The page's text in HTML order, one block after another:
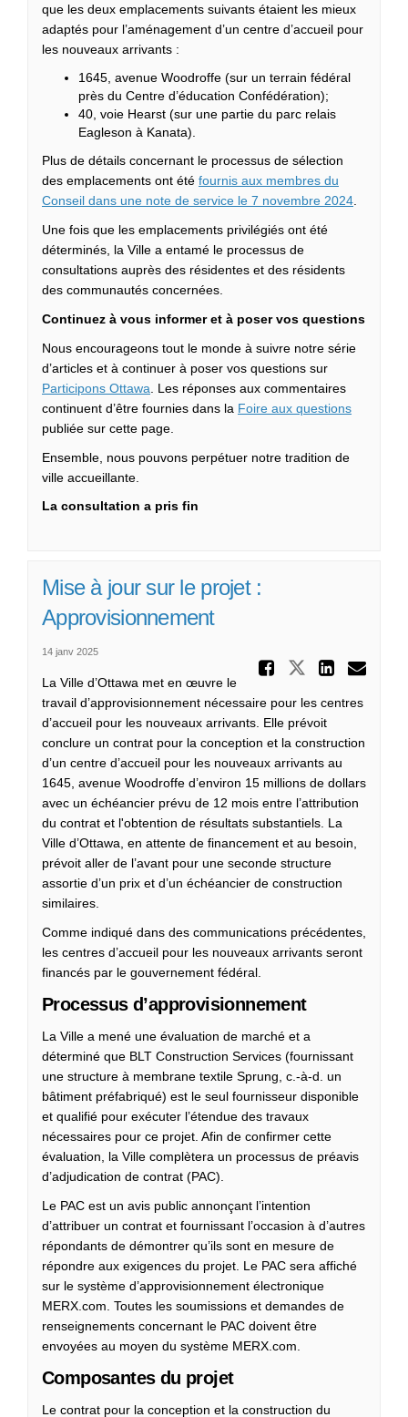
que les deux emplacements suivants étaient les mieux
adaptés pour l’aménagement d’un centre d’accueil pour
les nouveaux arrivants :
1645, avenue Woodroffe (sur un terrain fédéral
près du Centre d’éducation Confédération);
40, voie Hearst (sur une partie du parc relais
Eagleson à Kanata).
Plus de détails concernant le processus de sélection
des emplacements ont été fournis aux membres du
Conseil dans une note de service le 7 novembre 2024(Liens
Une fois que les emplacements privilégiés ont été
déterminés, la Ville a entamé le processus de
consultations auprès des résidentes et des résidents
des communautés concernées.
Continuez à vous informer et à poser vos questions
Nous encourageons tout le monde à suivre notre série
d’articles et à continuer à poser vos questions sur
Participons Ottawa . Les réponses aux commentaires
continuent d’être fournies dans la Foire aux questions
publiée sur cette page.
Ensemble, nous pouvons perpétuer notre tradition de
ville accueillante.
La consultation a pris fin
Mise à jour sur le projet :
Approvisionnement
14 janv 2025
Partager
La Ville d’Ottawa met en œuvre le
travail d’approvisionnement nécessaire pour les centres
d’accueil pour les nouveaux arrivants. Elle prévoit
conclure un contrat pour la conception et la construction
d’un centre d’accueil pour les nouveaux arrivants au
1645, avenue Woodroffe d’environ 15 millions de dollars
avec un échéancier prévu de 12 mois entre l’attribution
du contrat et l'obtention de résultats substantiels. La
Ville d’Ottawa, en attente de financement et au besoin,
prévoit aller de l’avant pour une seconde structure
assortie d’un prix et d’un échéancier de construction
similaires.
Comme indiqué dans des communications précédentes,
les centres d’accueil pour les nouveaux arrivants seront
financés par le gouvernement fédéral.
Processus d’approvisionnement
La Ville a mené une évaluation de marché et a
déterminé que BLT Construction Services (fournissant
une structure à membrane textile Sprung, c.-à-d. un
bâtiment préfabriqué) est le seul fournisseur disponible
et qualifié pour exécuter l’étendue des travaux
nécessaires pour ce projet. Afin de confirmer cette
évaluation, la Ville complètera un processus de préavis
d’adjudication de contrat (PAC).
Le PAC est un avis public annonçant l’intention
d’attribuer un contrat et fournissant l’occasion à d’autres
répondants de démontrer qu’ils sont en mesure de
répondre aux exigences du projet. Le PAC sera affiché
sur le système d’approvisionnement électronique
MERX.com. Toutes les soumissions et demandes de
renseignements concernant le PAC doivent être
envoyées au moyen du système MERX.com.
Composantes du projet
Le contrat pour la conception et la construction du